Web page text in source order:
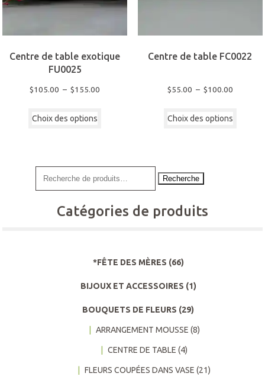
Centre de table exotique
FU0025
$105.00 – $155.00
Choix des options
options
être
page
produit
Centre de table FC0022
$55.00 – $100.00Plage
prix :
Choix des options
Recherche
Catégories de produits
*FÊTE DES MÈRES (66)
BIJOUX ET ACCESSOIRES (1)
BOUQUETS DE FLEURS (29)
ARRANGEMENT MOUSSE (8)
CENTRE DE TABLE (4)
FLEURS COUPÉES DANS VASE (21)